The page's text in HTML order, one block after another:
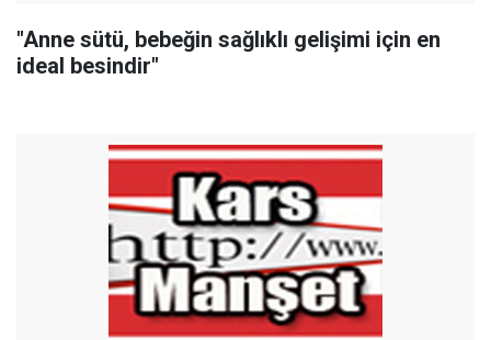
"Anne sütü, bebeğin sağlıklı gelişimi için en
ideal besindir"